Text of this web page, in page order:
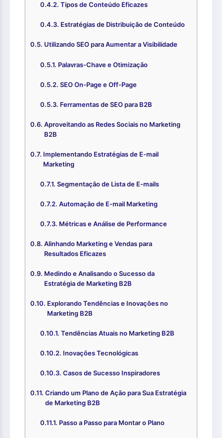
Tipos de Conteúdo Eficazes
Estratégias de Distribuição de Conteúdo
Utilizando SEO para Aumentar a Visibilidade
Palavras-Chave e Otimização
SEO On-Page e Off-Page
Ferramentas de SEO para B2B
Aproveitando as Redes Sociais no Marketing
B2B
Implementando Estratégias de E-mail
Marketing
Segmentação de Lista de E-mails
Automação de E-mail Marketing
Métricas e Análise de Performance
Alinhando Marketing e Vendas para
Resultados Eficazes
Medindo e Analisando o Sucesso da
Estratégia de Marketing B2B
Explorando Tendências e Inovações no
Marketing B2B
Tendências Atuais no Marketing B2B
Inovações Tecnológicas
Casos de Sucesso Inspiradores
Criando um Plano de Ação para Sua Estratégia
de Marketing B2B
Passo a Passo para Montar o Plano